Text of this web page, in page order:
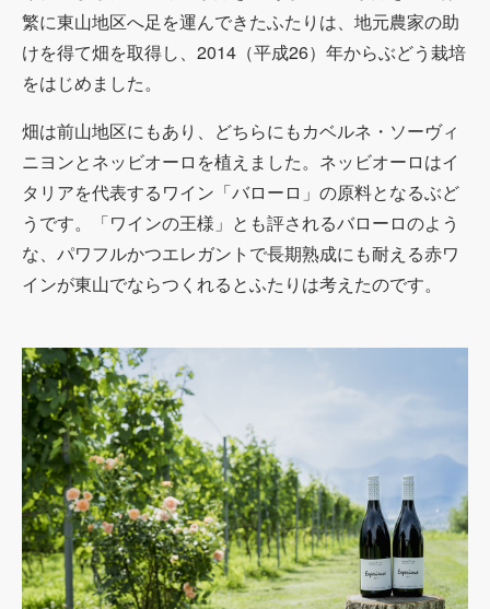
繁に東山地区へ足を運んできたふたりは、地元農家の助
けを得て畑を取得し、2014（平成26）年からぶどう栽培
をはじめました。
畑は前山地区にもあり、どちらにもカベルネ・ソーヴィ
ニヨンとネッビオーロを植えました。ネッビオーロはイ
タリアを代表するワイン「バローロ」の原料となるぶど
うです。「ワインの王様」とも評されるバローロのよう
な、パワフルかつエレガントで長期熟成にも耐える赤ワ
インが東山でならつくれるとふたりは考えたのです。